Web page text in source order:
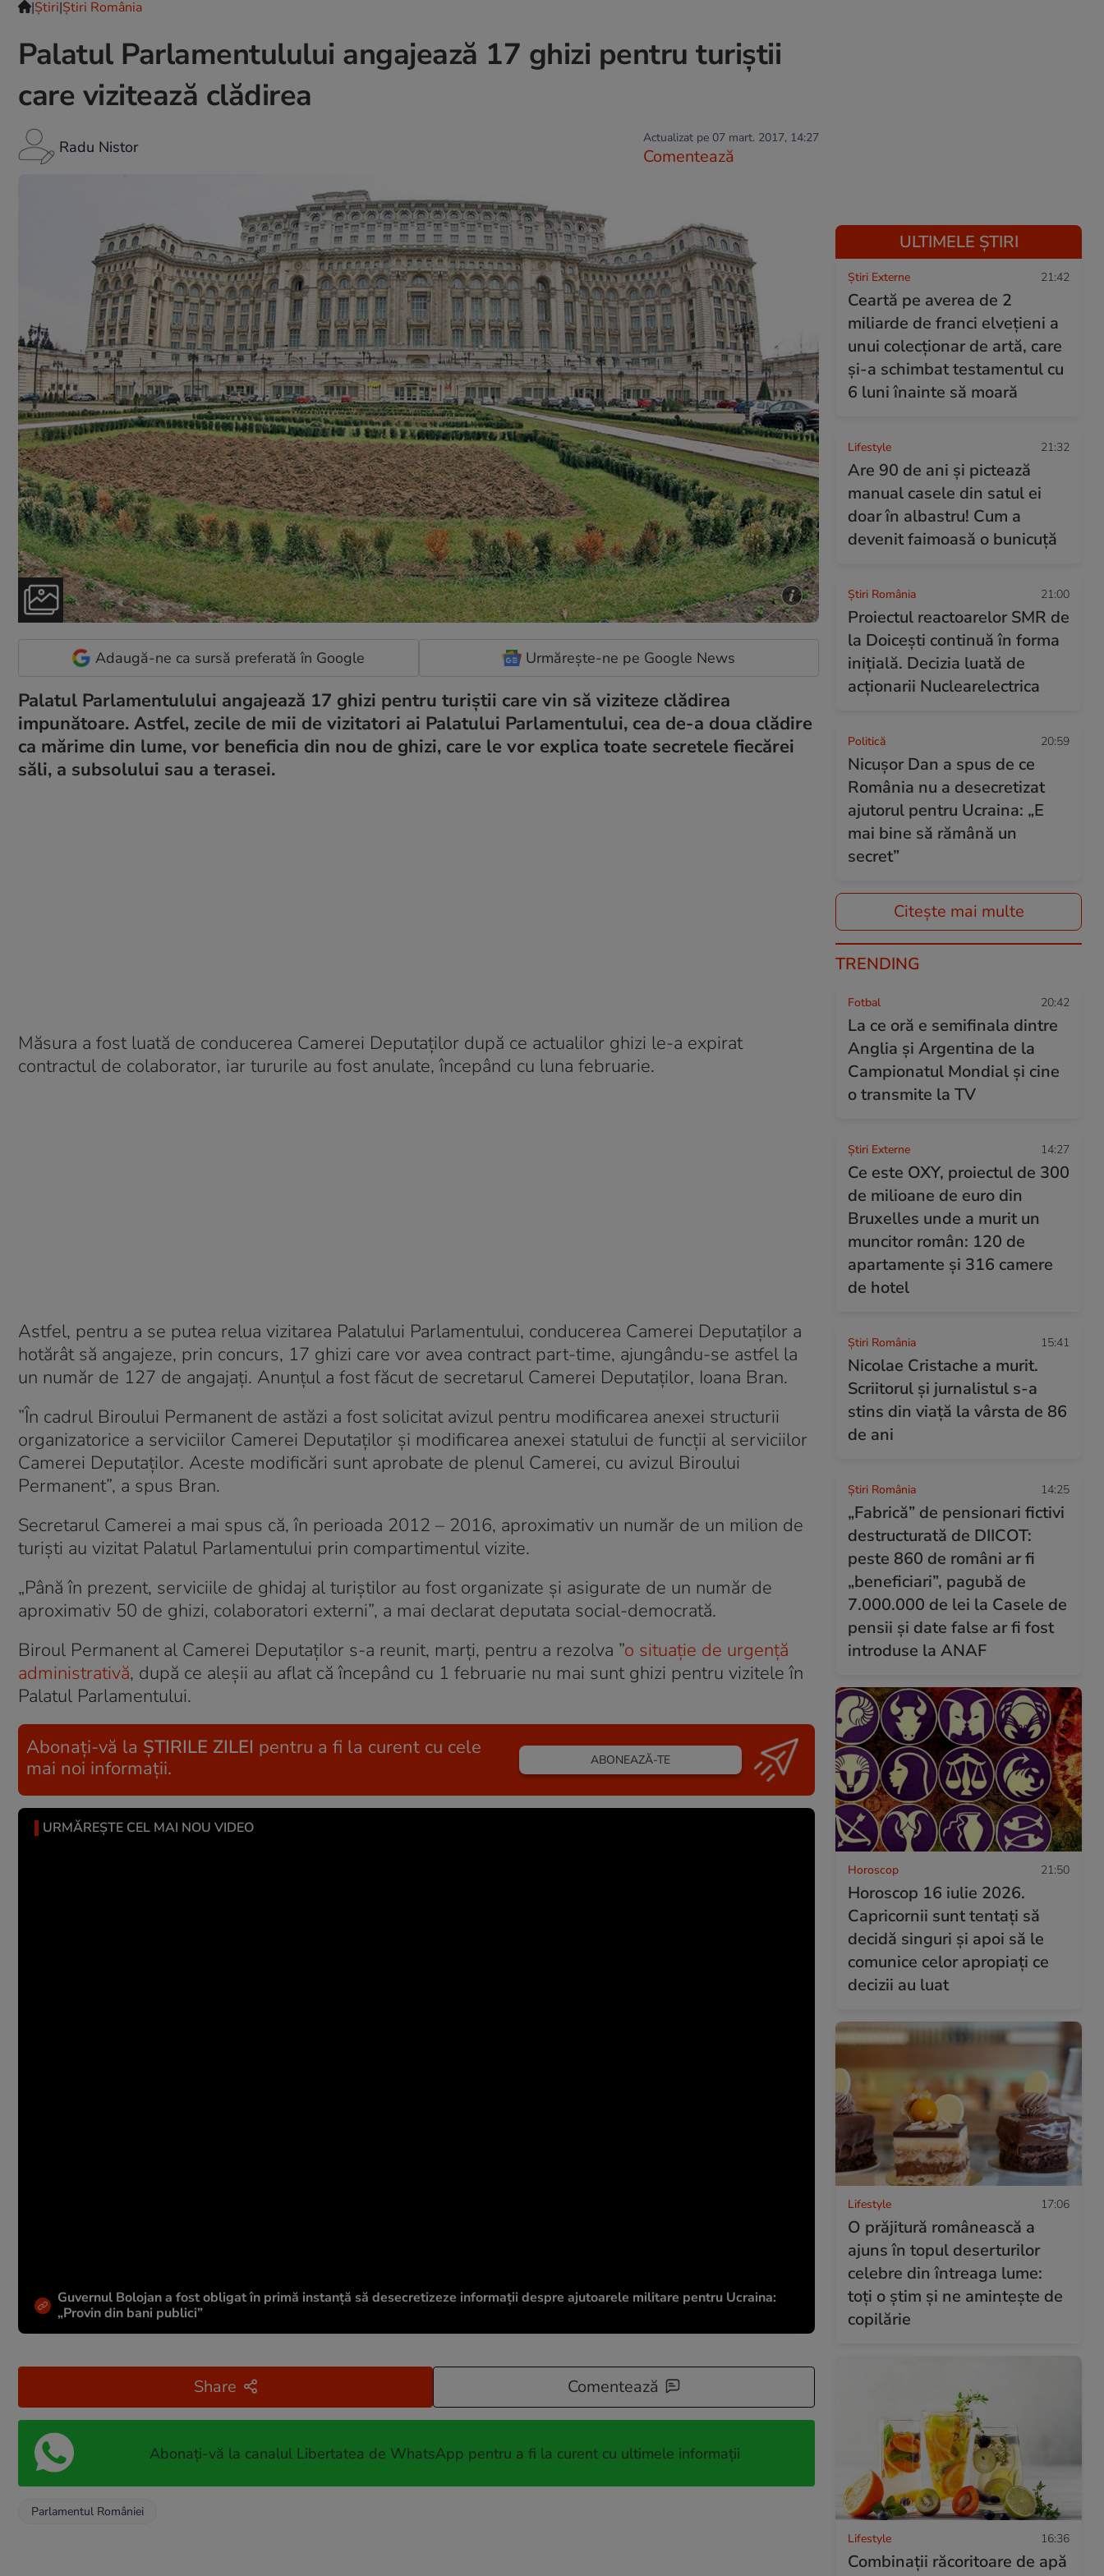
|Ştiri|Știri România
Palatul Parlamentulului angajează 17 ghizi pentru turiștii
care vizitează clădirea
Radu Nistor Actualizat pe 07 mart. 2017, 14:27
Comentează
Adaugă-ne ca sursă preferată în Google Urmărește-ne pe Google News
Palatul Parlamentulului angajează 17 ghizi pentru turiștii care vin să viziteze clădirea
impunătoare. Astfel, zecile de mii de vizitatori ai Palatului Parlamentului, cea de-a doua clădire
ca mărime din lume, vor beneficia din nou de ghizi, care le vor explica toate secretele fiecărei
săli, a subsolului sau a terasei.
Măsura a fost luată de conducerea Camerei Deputaților după ce actualilor ghizi le-a expirat
contractul de colaborator, iar tururile au fost anulate, începând cu luna februarie.
Astfel, pentru a se putea relua vizitarea Palatului Parlamentului, conducerea Camerei Deputaților a
hotărât să angajeze, prin concurs, 17 ghizi care vor avea contract part-time, ajungându-se astfel la
un număr de 127 de angajaţi. Anunţul a fost făcut de secretarul Camerei Deputaţilor, Ioana Bran.
”În cadrul Biroului Permanent de astăzi a fost solicitat avizul pentru modificarea anexei structurii
organizatorice a serviciilor Camerei Deputaţilor şi modificarea anexei statului de funcţii al serviciilor
Camerei Deputaţilor. Aceste modificări sunt aprobate de plenul Camerei, cu avizul Biroului
Permanent”, a spus Bran.
Secretarul Camerei a mai spus că, în perioada 2012 – 2016, aproximativ un număr de un milion de
turişti au vizitat Palatul Parlamentului prin compartimentul vizite.
„Până în prezent, serviciile de ghidaj al turiştilor au fost organizate şi asigurate de un număr de
aproximativ 50 de ghizi, colaboratori externi”, a mai declarat deputata social-democrată.
Biroul Permanent al Camerei Deputaților s-a reunit, marți, pentru a rezolva ”o situaţie de urgenţă
administrativă, după ce aleșii au aflat că începând cu 1 februarie nu mai sunt ghizi pentru vizitele în
Palatul Parlamentului.
Abonați-vă la ȘTIRILE ZILEI pentru a fi la curent cu cele
mai noi informații.
ABONEAZĂ-TE
URMĂREȘTE CEL MAI NOU VIDEO
Guvernul Bolojan a fost obligat în primă instanță să desecretizeze informații despre ajutoarele militare pentru Ucraina:
„Provin din bani publici”
Share Comentează
Abonați-vă la canalul Libertatea de WhatsApp pentru a fi la curent cu ultimele informații
Parlamentul României
ULTIMELE ȘTIRI
Știri Externe 21:42
Ceartă pe averea de 2
miliarde de franci elvețieni a
unui colecționar de artă, care
și-a schimbat testamentul cu
6 luni înainte să moară
Lifestyle 21:32
Are 90 de ani și pictează
manual casele din satul ei
doar în albastru! Cum a
devenit faimoasă o bunicuță
Știri România 21:00
Proiectul reactoarelor SMR de
la Doicești continuă în forma
inițială. Decizia luată de
acționarii Nuclearelectrica
Politică 20:59
Nicușor Dan a spus de ce
România nu a desecretizat
ajutorul pentru Ucraina: „E
mai bine să rămână un
secret”
Citește mai multe
TRENDING
Fotbal 20:42
La ce oră e semifinala dintre
Anglia și Argentina de la
Campionatul Mondial și cine
o transmite la TV
Știri Externe 14:27
Ce este OXY, proiectul de 300
de milioane de euro din
Bruxelles unde a murit un
muncitor român: 120 de
apartamente și 316 camere
de hotel
Știri România 15:41
Nicolae Cristache a murit.
Scriitorul și jurnalistul s-a
stins din viață la vârsta de 86
de ani
Știri România 14:25
„Fabrică” de pensionari fictivi
destructurată de DIICOT:
peste 860 de români ar fi
„beneficiari”, pagubă de
7.000.000 de lei la Casele de
pensii și date false ar fi fost
introduse la ANAF
Horoscop 21:50
Horoscop 16 iulie 2026.
Capricornii sunt tentați să
decidă singuri și apoi să le
comunice celor apropiați ce
decizii au luat
Lifestyle 17:06
O prăjitură românească a
ajuns în topul deserturilor
celebre din întreaga lume:
toți o știm și ne amintește de
copilărie
Lifestyle 16:36
Combinaţii răcoritoare de apă